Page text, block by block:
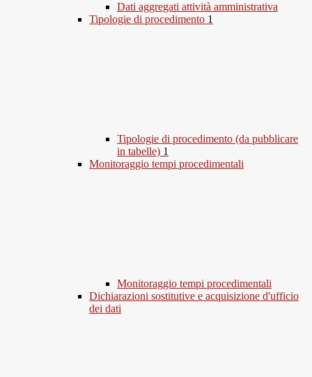
Dati aggregati attività amministrativa
Tipologie di procedimento 1
Tipologie di procedimento (da pubblicare
in tabelle) 1
Monitoraggio tempi procedimentali
Monitoraggio tempi procedimentali
Dichiarazioni sostitutive e acquisizione d'ufficio
dei dati